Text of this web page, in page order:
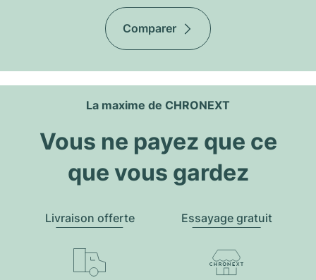
Comparer
La maxime de CHRONEXT
Vous ne payez que ce
que vous gardez
Livraison offerte Essayage gratuit